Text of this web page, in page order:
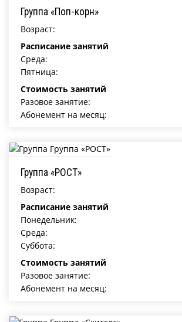
Группа «Поп-корн»
Возраст:
Расписание занятий
Среда:
Пятница:
Стоимость занятий
Разовое занятие:
Абонемент на месяц:
Группа «РОСТ»
Возраст:
Расписание занятий
Понедельник:
Среда:
Суббота:
Стоимость занятий
Разовое занятие:
Абонемент на месяц: